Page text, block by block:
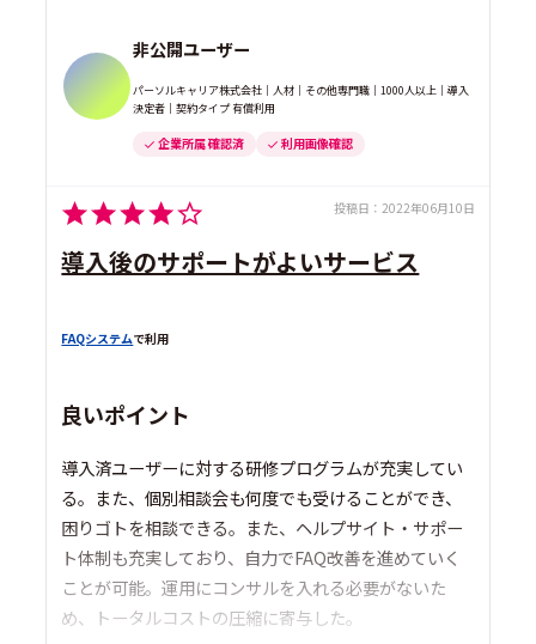
非公開ユーザー
パーソルキャリア株式会社｜人材｜その他専門職｜1000人以上｜導入
決定者｜契約タイプ 有償利用
企業所属 確認済 利用画像確認
投稿日： 2022年06月10日
導入後のサポートがよいサービス
FAQシステムで利用
良いポイント
導入済ユーザーに対する研修プログラムが充実してい
る。また、個別相談会も何度でも受けることができ、
困りゴトを相談できる。また、ヘルプサイト・サポー
ト体制も充実しており、自力でFAQ改善を進めていく
ことが可能。運用にコンサルを入れる必要がないた
め、トータルコストの圧縮に寄与した。